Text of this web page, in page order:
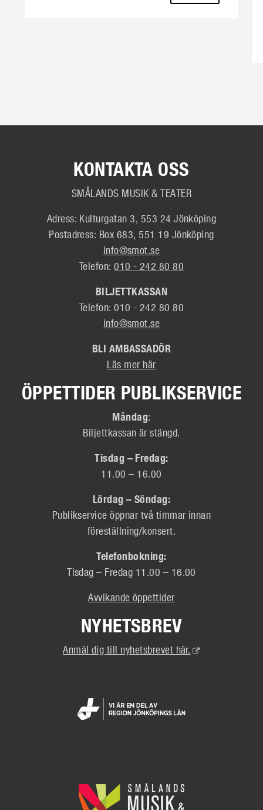
KONTAKTA OSS
SMÅLANDS MUSIK & TEATER
Adress: Kulturgatan 3, 553 24 Jönköping
Postadress: Box 683, 551 19 Jönköping
info@smot.se
Telefon:010 - 242 80 80
BILJETTKASSAN
Telefon: 010 - 242 80 80
info@smot.se
BLI AMBASSADÖR
Läs mer här
ÖPPETTIDER PUBLIKSERVICE
Måndag:
Biljettkassan är stängd.
Tisdag – Fredag:
11.00 – 16.00
Lördag – Söndag:
Publikservice öppnar två timmar innan
föreställning/konsert.
Telefonbokning:
Tisdag – Fredag 11.00 – 16.00
Avvikande öppettider
NYHETSBREV
Anmäl dig till nyhetsbrevet här. (Extern